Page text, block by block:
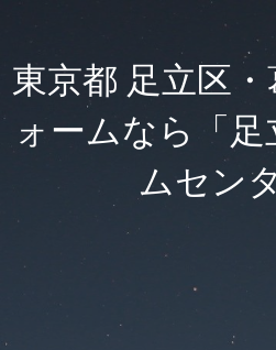
東京都 足立区
ォームなら「
ムセン